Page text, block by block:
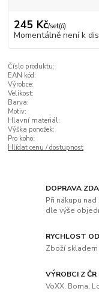
245 Kč/set(ů)
Momentálně není k
Číslo produktu:
EAN kód:
Výrobce:
Velikost:
Barva:
Motiv:
Hlavní materiál:
Výška ponožek:
Pro koho:
Hlídat cenu / dostupnost
DOPRAVA
Při nákupu
dle výše
RYCHLOST
Zboží
VÝROBCI Z ČR
VoXX, Boma,